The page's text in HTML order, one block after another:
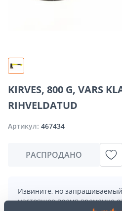
KIRVES, 800 G, VARS
RIHVELDATUD
Артикул: 467434
РАСПРОДАНО
Извините, но
настоящее время временно